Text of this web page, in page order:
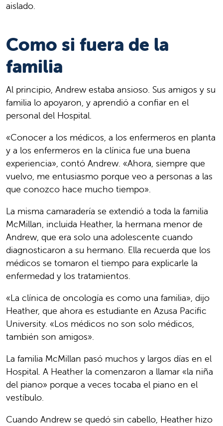
aislado.
Como si fuera de la
familia
Al principio, Andrew estaba ansioso. Sus amigos y su
familia lo apoyaron, y aprendió a confiar en el
personal del Hospital.
«Conocer a los médicos, a los enfermeros en planta
y a los enfermeros en la clínica fue una buena
experiencia», contó Andrew. «Ahora, siempre que
vuelvo, me entusiasmo porque veo a personas a las
que conozco hace mucho tiempo».
La misma camaradería se extendió a toda la familia
McMillan, incluida Heather, la hermana menor de
Andrew, que era solo una adolescente cuando
diagnosticaron a su hermano. Ella recuerda que los
médicos se tomaron el tiempo para explicarle la
enfermedad y los tratamientos.
«La clínica de oncología es como una familia», dijo
Heather, que ahora es estudiante en Azusa Pacific
University. «Los médicos no son solo médicos,
también son amigos».
La familia McMillan pasó muchos y largos días en el
Hospital. A Heather la comenzaron a llamar «la niña
del piano» porque a veces tocaba el piano en el
vestíbulo.
Cuando Andrew se quedó sin cabello, Heather hizo